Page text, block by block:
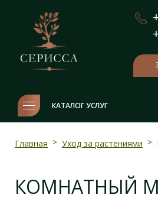
КАТАЛОГ УСЛУГ
Главная > Уход за растениями >
КОМНАТНЫЙ